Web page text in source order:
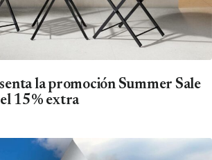
la promoción Summer Sale
15% extra